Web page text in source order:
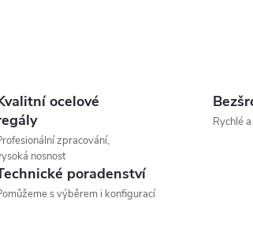
ocelové
zpracování,
nosnost
Rychlé
poradenství
s výběrem i konfigurací